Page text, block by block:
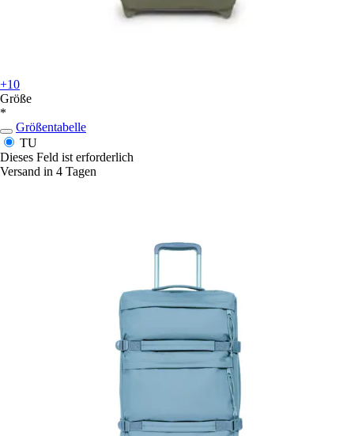
+10
Größe
*
Größentabelle
TU
Dieses Feld ist erforderlich
Versand in 4 Tagen